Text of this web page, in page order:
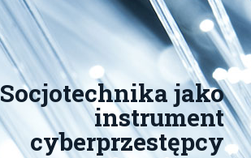
Socjotechnika jako
instrument
cyberprzestępcy